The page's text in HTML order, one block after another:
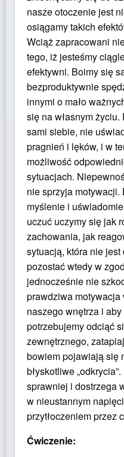
nasze otoczenie jest
osiągamy takich
Wciąż zapracowani
tego, iż jesteśmy
efektywni. Boimy się
bezproduktywnie
innymi o mało
się na własnym
sami siebie, nie
pragnień i lęków, i w
możliwość
sytuacjach.
nie sprzyja
myślenie i
uczuć uczymy się jak
zachowania, jak
sytuacją, która nie
pozostać wtedy w
jednocześnie nie
prawdziwa motywacja
naszego wnętrza i
potrzebujemy odciąć
zewnętrznego,
bowiem pojawiają się
błyskotliwe
sprawniej i dostrzega
w nieustannym
przytłoczeniem przez
Ćwiczenie: